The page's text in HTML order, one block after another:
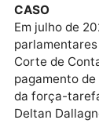
Dallagnol
Operação